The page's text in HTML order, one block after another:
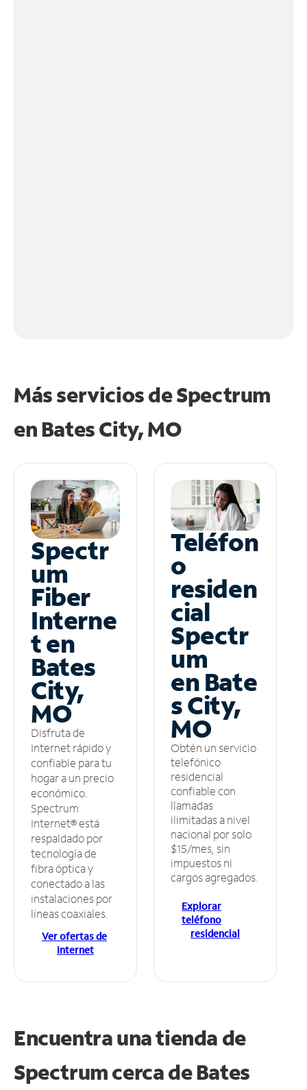
Más servicios de Spectrum
en Bates City, MO
Spectr
um
Fiber
Interne
t en
Bates
City,
MO
Disfruta de
Internet rápido y
confiable para tu
hogar a un precio
económico.
Spectrum
Internet® está
respaldado por
tecnología de
fibra óptica y
conectado a las
instalaciones por
líneas coaxiales.
Ver ofertas de
Internet
Teléfon
o
residen
cial
Spectr
um
en Bate
s City,
MO
Obtén un servicio
telefónico
residencial
confiable con
llamadas
ilimitadas a nivel
nacional por solo
$15/mes, sin
impuestos ni
cargos agregados.
Explorar
teléfono
residencial
Encuentra una tienda de
Spectrumcerca de Bates